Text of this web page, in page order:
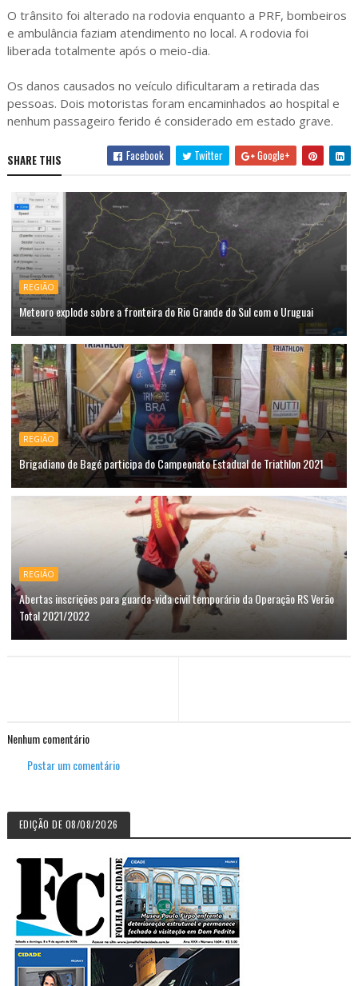
O trânsito foi alterado na rodovia enquanto a PRF, bombeiros
e ambulância faziam atendimento no local. A rodovia foi
liberada totalmente após o meio-dia.
Os danos causados no veículo dificultaram a retirada das
pessoas. Dois motoristas foram encaminhados ao hospital e
nenhum passageiro ferido é considerado em estado grave.
SHARE THIS Facebook Twitter Google+
REGIÃO
Meteoro explode sobre a fronteira do Rio Grande do Sul com o Uruguai
REGIÃO
Brigadiano de Bagé participa do Campeonato Estadual de Triathlon 2021
REGIÃO
Abertas inscrições para guarda-vida civil temporário da Operação RS Verão
Total 2021/2022
Nenhum comentário
Postar um comentário
EDIÇÃO DE 08/08/2026